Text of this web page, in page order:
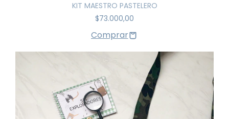
KIT MAESTRO PASTELERO
$73.000,00